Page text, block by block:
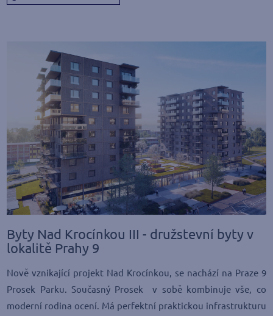
Byty Nad Krocínkou III - družstevní byty v
lokalitě Prahy 9
Nově vznikající projekt Nad Krocínkou, se nachází na Praze 9
Prosek Parku. Současný Prosek v sobě kombinuje vše, co
moderní rodina ocení. Má perfektní praktickou infrastrukturu